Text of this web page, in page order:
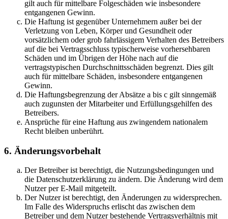
gilt auch für mittelbare Folgeschäden wie insbesondere
entgangenen Gewinn.
Die Haftung ist gegenüber Unternehmern außer bei der
Verletzung von Leben, Körper und Gesundheit oder
vorsätzlichem oder grob fahrlässigem Verhalten des Betreibers
auf die bei Vertragsschluss typischerweise vorhersehbaren
Schäden und im Übrigen der Höhe nach auf die
vertragstypischen Durchschnittsschäden begrenzt. Dies gilt
auch für mittelbare Schäden, insbesondere entgangenen
Gewinn.
Die Haftungsbegrenzung der Absätze a bis c gilt sinngemäß
auch zugunsten der Mitarbeiter und Erfüllungsgehilfen des
Betreibers.
Ansprüche für eine Haftung aus zwingendem nationalem
Recht bleiben unberührt.
6. Änderungsvorbehalt
Der Betreiber ist berechtigt, die Nutzungsbedingungen und
die Datenschutzerklärung zu ändern. Die Änderung wird dem
Nutzer per E-Mail mitgeteilt.
Der Nutzer ist berechtigt, den Änderungen zu widersprechen.
Im Falle des Widerspruchs erlischt das zwischen dem
Betreiber und dem Nutzer bestehende Vertragsverhältnis mit